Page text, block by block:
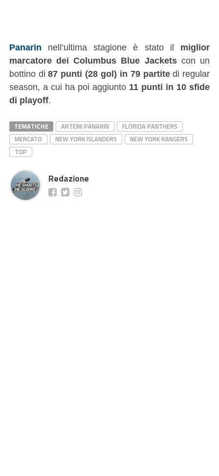
Panarin nell’ultima stagione è stato il miglior
marcatore dei Columbus Blue Jacketscon un
bottino di87 punti (28 gol) in 79 partitedi regular
season, a cui ha poi aggiunto 11 punti in 10 sfide
di playoff.
TEMATICHE ARTEMI PANARIN
FLORIDA PANTHERS
MERCATO
NEW YORK ISLANDERS
NEW YORK RANGERS
TOP
Redazione